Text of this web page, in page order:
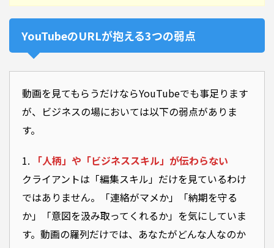
YouTubeのURLが抱える3つの弱点
動画を見てもらうだけならYouTubeでも事足ります
が、ビジネスの場においては以下の弱点がありま
す。
1.
「人柄」や「ビジネススキル」が伝わらない
クライアントは「編集スキル」だけを見ているわけ
ではありません。「連絡がマメか」「納期を守る
か」「意図を汲み取ってくれるか」を気にしていま
す。動画の羅列だけでは、あなたがどんな人なのか